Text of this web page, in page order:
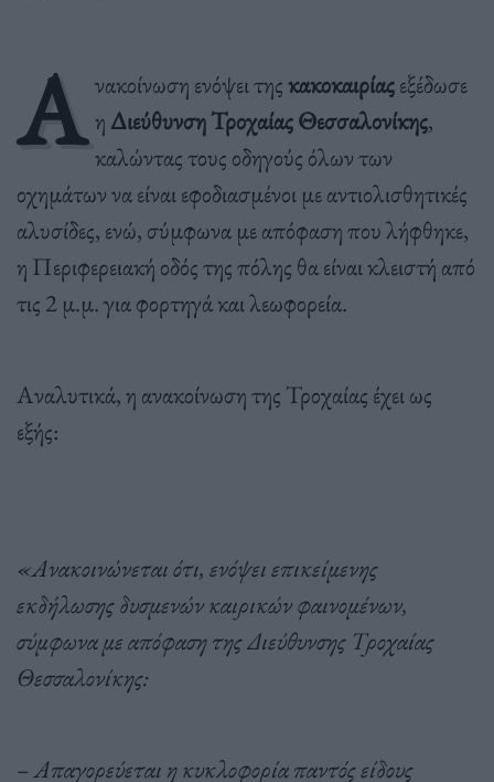
Α νακοίνωση ενόψει τηςκακοκαιρίαςεξέδωσε
η Διεύθυνση Τροχαίας Θεσσαλονίκης,
καλώντας τους οδηγούς όλων των
οχημάτων να είναι εφοδιασμένοι με αντιολισθητικές
αλυσίδες, ενώ, σύμφωνα με απόφαση που λήφθηκε,
η Περιφερειακή οδός της πόλης θα είναι κλειστή από
τις 2 μ.μ. για φορτηγά και λεωφορεία.
Αναλυτικά, η ανακοίνωση της Τροχαίας έχει ως
εξής:
«Ανακοινώνεται ότι, ενόψει επικείμενης
εκδήλωσης δυσμενών καιρικών φαινομένων,
σύμφωνα με απόφαση της Διεύθυνσης Τροχαίας
Θεσσαλονίκης:
– Απαγορεύεται η κυκλοφορία παντός είδους